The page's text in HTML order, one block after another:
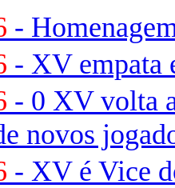
-
- XV empata
- 0 XV volta
novos
- XV é Vice